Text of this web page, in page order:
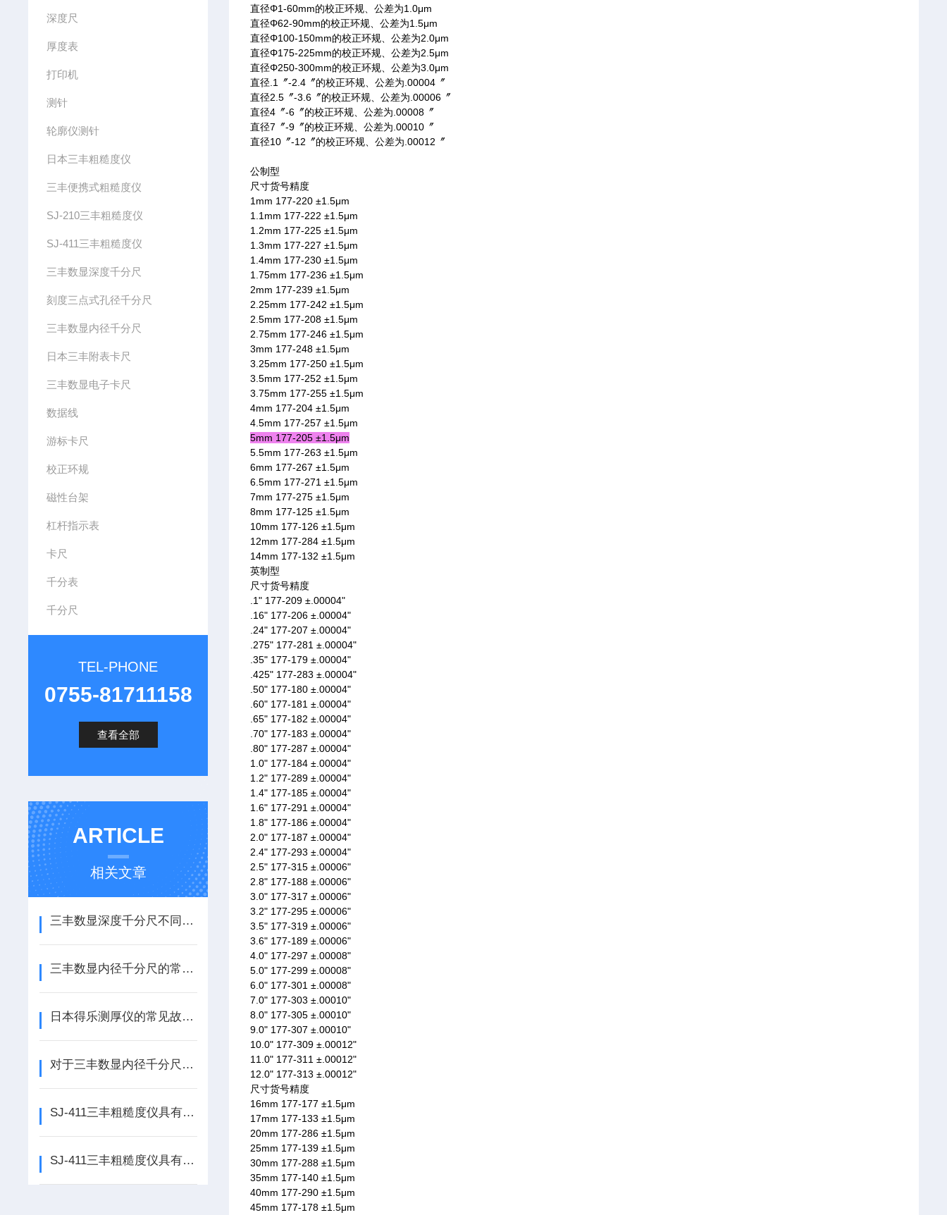
深度尺
厚度表
打印机
测针
轮廓仪测针
日本三丰粗糙度仪
三丰便携式粗糙度仪
SJ-210三丰粗糙度仪
SJ-411三丰粗糙度仪
三丰数显深度千分尺
刻度三点式孔径千分尺
三丰数显内径千分尺
日本三丰附表卡尺
三丰数显电子卡尺
数据线
游标卡尺
校正环规
磁性台架
杠杆指示表
卡尺
千分表
千分尺
TEL-PHONE
0755-81711158
查看全部
ARTICLE
相关文章
三丰数显深度千分尺不同类型的具体用途
三丰数显内径千分尺的常见问题与解决方案
日本得乐测厚仪的常见故障及解决方法大揭秘！
对于三丰数显内径千分尺误差分析
SJ-411三丰粗糙度仪具有背光功能
SJ-411三丰粗糙度仪具有测量条件储存功能
直径Φ1-60mm的校正环规、公差为1.0μm
直径Φ62-90mm的校正环规、公差为1.5μm
直径Φ100-150mm的校正环规、公差为2.0μm
直径Φ175-225mm的校正环规、公差为2.5μm
直径Φ250-300mm的校正环规、公差为3.0μm
直径.1〞-2.4〞的校正环规、公差为.00004〞
直径2.5〞-3.6〞的校正环规、公差为.00006〞
直径4〞-6〞的校正环规、公差为.00008〞
直径7〞-9〞的校正环规、公差为.00010〞
直径10〞-12〞的校正环规、公差为.00012〞
公制型
尺寸货号精度
1mm 177-220 ±1.5μm
1.1mm 177-222 ±1.5μm
1.2mm 177-225 ±1.5μm
1.3mm 177-227 ±1.5μm
1.4mm 177-230 ±1.5μm
1.75mm 177-236 ±1.5μm
2mm 177-239 ±1.5μm
2.25mm 177-242 ±1.5μm
2.5mm 177-208 ±1.5μm
2.75mm 177-246 ±1.5μm
3mm 177-248 ±1.5μm
3.25mm 177-250 ±1.5μm
3.5mm 177-252 ±1.5μm
3.75mm 177-255 ±1.5μm
4mm 177-204 ±1.5μm
4.5mm 177-257 ±1.5μm
5mm 177-205 ±1.5μm
5.5mm 177-263 ±1.5μm
6mm 177-267 ±1.5μm
6.5mm 177-271 ±1.5μm
7mm 177-275 ±1.5μm
8mm 177-125 ±1.5μm
10mm 177-126 ±1.5μm
12mm 177-284 ±1.5μm
14mm 177-132 ±1.5μm
英制型
尺寸货号精度
.1" 177-209 ±.00004"
.16" 177-206 ±.00004"
.24" 177-207 ±.00004"
.275" 177-281 ±.00004"
.35" 177-179 ±.00004"
.425" 177-283 ±.00004"
.50" 177-180 ±.00004"
.60" 177-181 ±.00004"
.65" 177-182 ±.00004"
.70" 177-183 ±.00004"
.80" 177-287 ±.00004"
1.0" 177-184 ±.00004"
1.2" 177-289 ±.00004"
1.4" 177-185 ±.00004"
1.6" 177-291 ±.00004"
1.8" 177-186 ±.00004"
2.0" 177-187 ±.00004"
2.4" 177-293 ±.00004"
2.5" 177-315 ±.00006"
2.8" 177-188 ±.00006"
3.0" 177-317 ±.00006"
3.2" 177-295 ±.00006"
3.5" 177-319 ±.00006"
3.6" 177-189 ±.00006"
4.0" 177-297 ±.00008"
5.0" 177-299 ±.00008"
6.0" 177-301 ±.00008"
7.0" 177-303 ±.00010"
8.0" 177-305 ±.00010"
9.0" 177-307 ±.00010"
10.0" 177-309 ±.00012"
11.0" 177-311 ±.00012"
12.0" 177-313 ±.00012"
尺寸货号精度
16mm 177-177 ±1.5μm
17mm 177-133 ±1.5μm
20mm 177-286 ±1.5μm
25mm 177-139 ±1.5μm
30mm 177-288 ±1.5μm
35mm 177-140 ±1.5μm
40mm 177-290 ±1.5μm
45mm 177-178 ±1.5μm